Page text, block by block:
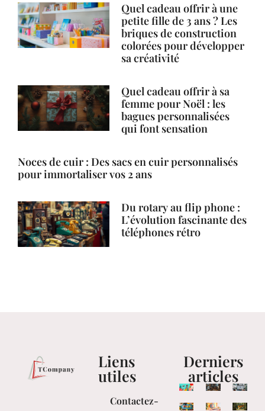
Quel cadeau offrir à une
petite fille de 3 ans ? Les
briques de construction
colorées pour développer
sa créativité
Quel cadeau offrir à sa
femme pour Noël : les
bagues personnalisées
qui font sensation
Noces de cuir : Des sacs en cuir personnalisés
pour immortaliser vos 2 ans
Du rotary au flip phone :
L’évolution fascinante des
téléphones rétro
Liens
utiles
Contactez-
Derniers
articles